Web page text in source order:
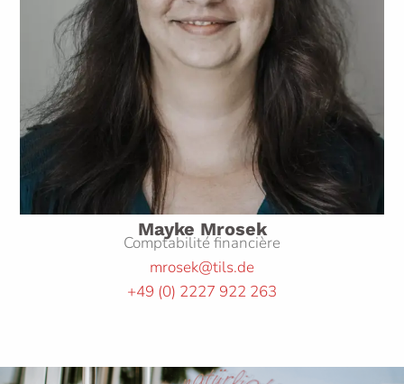
Mayke Mrosek
Comptabilité financière
mrosek@tils.de
+49 (0) 2227 922 263